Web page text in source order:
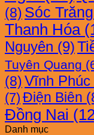
(8) Sóc Trăng
Thanh Hóa
Nguyên (9)
Tuyên Quang
(8)Vĩnh Phúc
(7) Điện Biên
Đồng Nai
Danh mục